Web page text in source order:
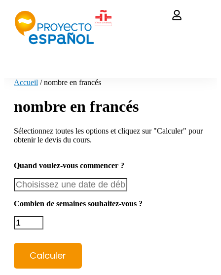
Accueil / nombre en francés
nombre en francés
Sélectionnez toutes les options et cliquez sur "Calculer" pour
obtenir le devis du cours.
Quand voulez-vous commencer ?
Combien de semaines souhaitez-vous ?
Calculer